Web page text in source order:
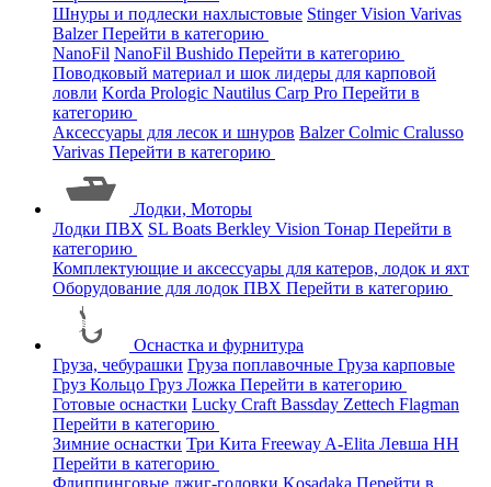
Шнуры и подлески нахлыстовые StingerVision Varivas
BalzerПерейти в категорию
NanoFil NanoFil Bushido Перейти в категорию
Поводковый материал и шок лидеры для карповой
ловли Korda Prologic Nautilus Carp Pro Перейти в
категорию
Аксессуары для лесок и шнуров BalzerColmic Cralusso
Varivas Перейти в категорию
Лодки, Моторы
Лодки ПВХ SL Boats Berkley Vision Тонар Перейти в
категорию
Комплектующие и аксессуары для катеров, лодок и яхт
Оборудование для лодок ПВХ Перейти в категорию
Оснастка и фурнитура
Груза, чебурашки Груза поплавочные Груза карповые
Груз Кольцо Груз Ложка Перейти в категорию
Готовые оснастки Lucky Craft Bassday Zettech Flagman
Перейти в категорию
Зимние оснастки Три Кита Freeway A-Elita Левша НН
Перейти в категорию
Флиппинговые джиг-головки Kosadaka Перейти в